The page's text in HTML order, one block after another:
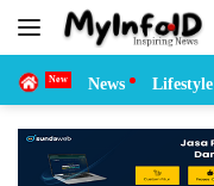
Langsung
Home News Lifestyle